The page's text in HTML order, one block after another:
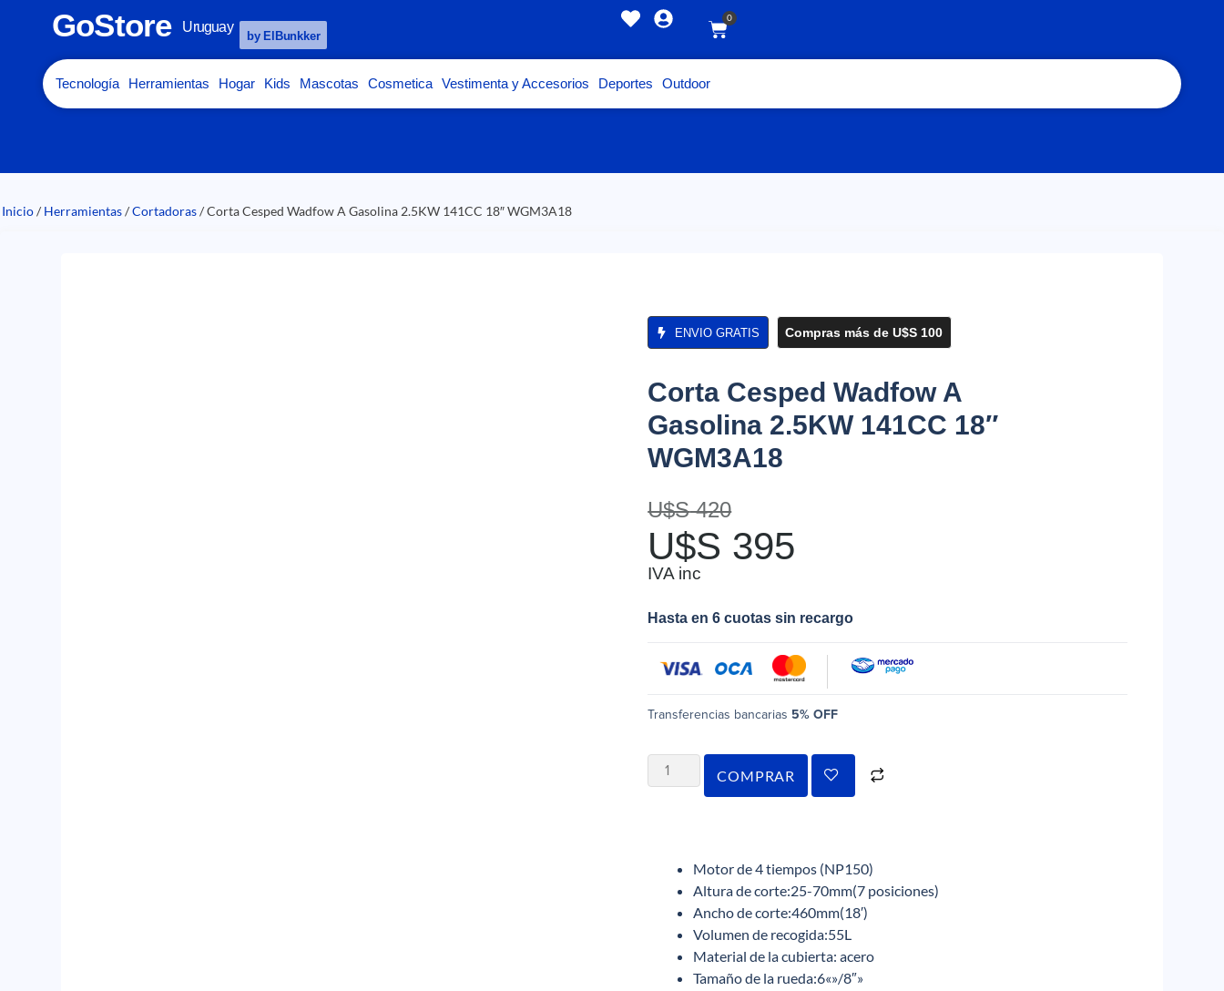
GoStore Uruguay
by ElBunkker
0
Tecnología Herramientas Hogar Kids Mascotas Cosmetica Vestimenta y Accesorios Deportes Outdoor
Inicio/ Herramientas/Cortadoras/ Corta Cesped Wadfow A Gasolina 2.5KW 141CC 18″ WGM3A18
ENVIO GRATIS Compras más de U$S 100
Corta Cesped Wadfow A
Gasolina 2.5KW 141CC 18″
WGM3A18
U$S420
U$S 395
IVA inc
Hasta en 6 cuotas sin recargo
Transferencias bancarias 5% OFF
COMPRAR
Motor de 4 tiempos (NP150)
Altura de corte:25-70mm(7 posiciones)
Ancho de corte:460mm(18′)
Volumen de recogida:55L
Material de la cubierta: acero
Tamaño de la rueda:6«»/8″»